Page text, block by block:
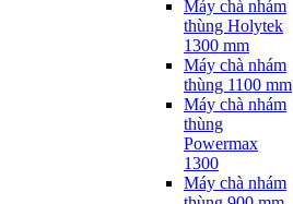
Máy chà nhám
thùng Holytek
1300 mm
Máy chà nhám
thùng 1100 mm
Máy chà nhám
thùng
Powermax
1300
Máy chà nhám